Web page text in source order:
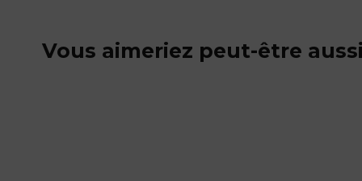
Vous aimeriez peut-être